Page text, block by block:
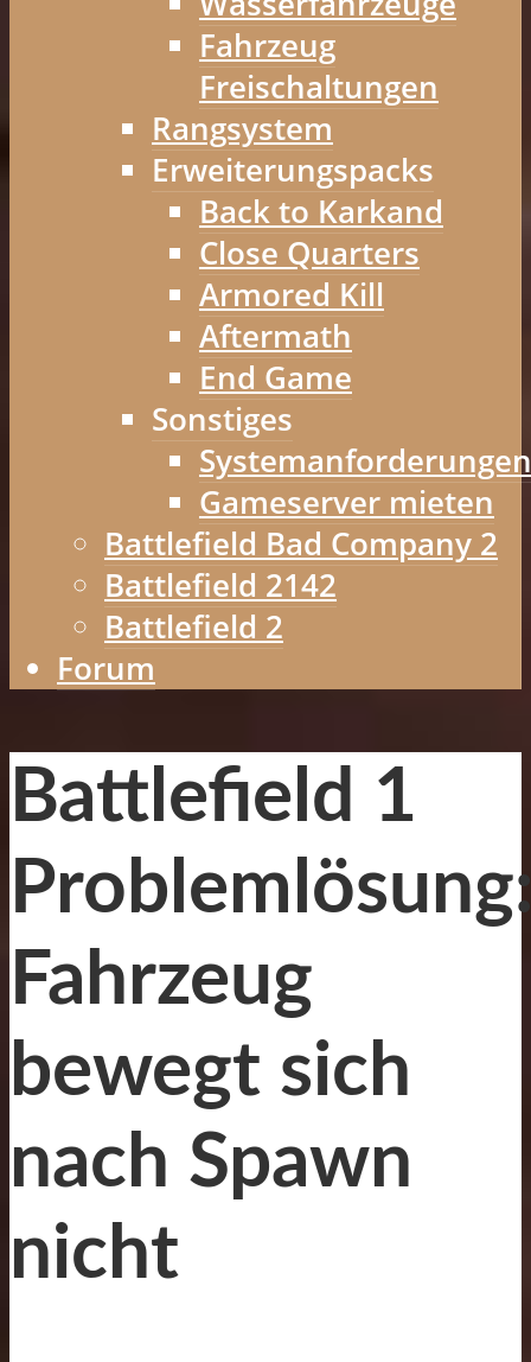
Fahrzeug
Freischaltungen
Rangsystem
Erweiterungspacks
Back to Karkand
Close Quarters
Armored Kill
Aftermath
End Game
Sonstiges
Systemanforderungen
Gameserver mieten
Battlefield Bad Company 2
Battlefield 2142
Battlefield 2
Forum
Battlefield 1
Fahrzeug
bewegt sich
nach Spawn
nicht